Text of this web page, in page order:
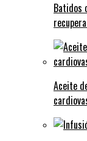
Batidos
Aceite